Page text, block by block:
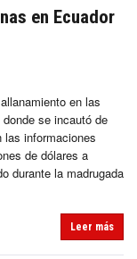
en Ecuador
en las
se incautó de
las informaciones
de dólares a
durante la madrugada
Leer más